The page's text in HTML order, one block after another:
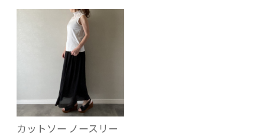
カットソー ノースリー